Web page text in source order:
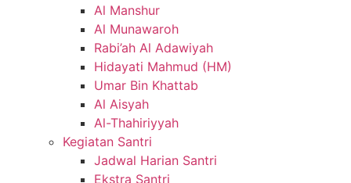
Al Manshur
Al Munawaroh
Rabi’ah Al Adawiyah
Hidayati Mahmud (HM)
Umar Bin Khattab
Al Aisyah
Al-Thahiriyyah
Kegiatan Santri
Jadwal Harian Santri
Ekstra Santri